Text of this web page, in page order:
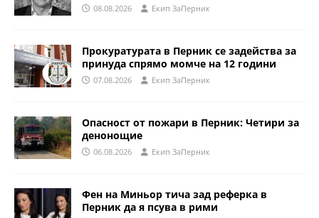
08.08.2026 Eкип ЗаПерник
Прокуратурата в Перник се задейства за
принуда спрямо момче на 12 години
07.08.2026 Eкип ЗаПерник
Опасност от пожари в Перник: Четири за
денонощие
06.08.2026 Eкип ЗаПерник
Фен на Миньор тича зад реферка в
Перник да я псува в рими